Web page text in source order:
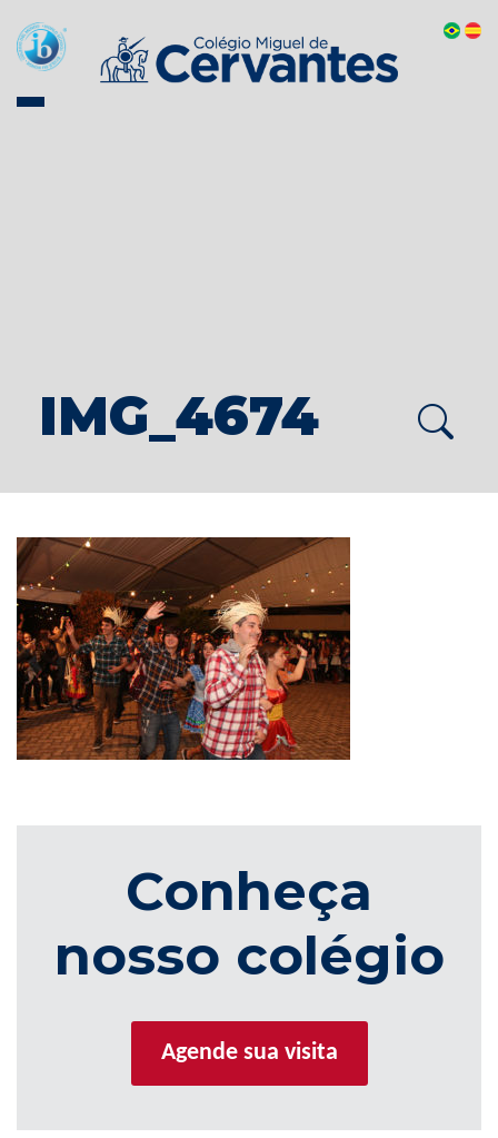
IMG_4674
Conheça
nosso colégio
Agende sua visita